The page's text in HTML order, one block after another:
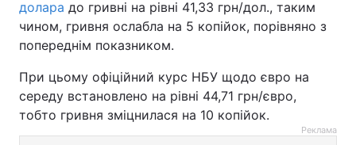
долара до гривні на рівні 41,33 грн/дол., таким
чином, гривня ослабла на 5 копійок, порівняно з
попереднім показником.
При цьому офіційний курс НБУ щодо євро на
середу встановлено на рівні 44,71 грн/євро,
тобто гривня зміцнилася на 10 копійок.
Реклама